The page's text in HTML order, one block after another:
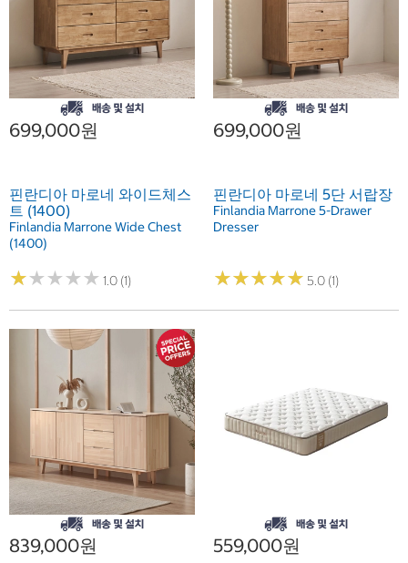
699,000원
핀란디아 마로네 와이드체스
트 (1400)
Finlandia Marrone Wide Chest
(1400)
★★★★★
★★★★★ 1.0 (1)
699,000원
핀란디아 마로네 5단 서랍장
Finlandia Marrone 5-Drawer
Dresser
★★★★★
★★★★★ 5.0 (1)
839,000원 559,000원